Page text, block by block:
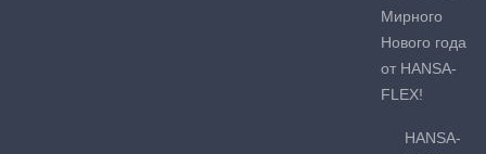
Мирного
Нового года
от HANSA-
FLEX!
HANSA-